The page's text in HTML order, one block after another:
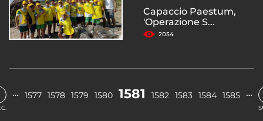
Capaccio Paestum,
'Operazione S...
2054
… 1577 1578 1579 1580 1581 1582 1583 1584 1585 …